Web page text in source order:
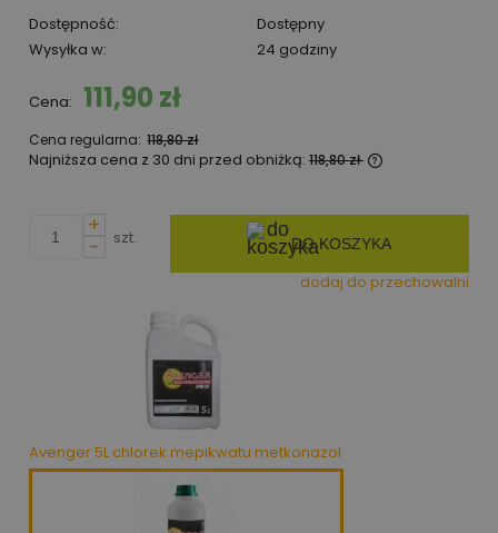
Dostępność:
Dostępny
Wysyłka w:
24 godziny
Cena: 111,90 zł
Cena regularna: 118,80 zł
Najniższa cena z 30 dni przed obniżką: 118,80 zł
pojawił się w
Avenger 5L chlorek mepikwatu metkonazol
+
-
szt. DO KOSZYKA
dodaj do przechowalni